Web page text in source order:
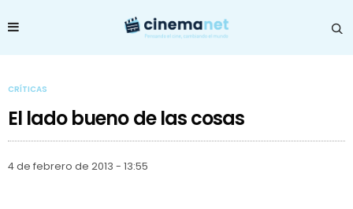
CRÍTICAS
El lado bueno de las cosas
4 de febrero de 2013 - 13:55